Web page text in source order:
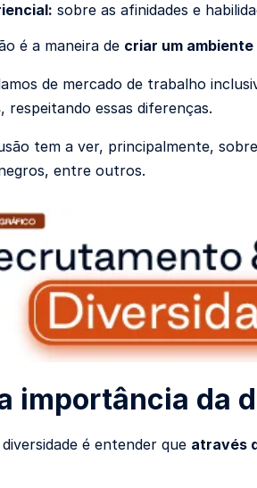
sobre as afinidades e
é a maneira de criar um
de mercado de trabalho
, respeitando essas diferenças.
tem a ver, principalmente, sobre
entre outros.
importância da
é entender que através